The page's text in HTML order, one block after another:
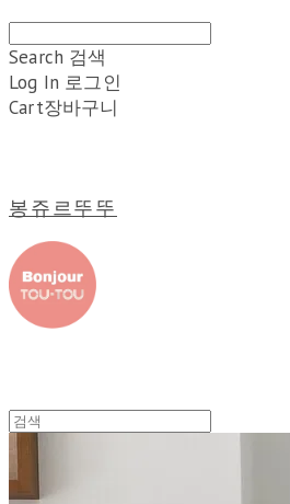
Search 검색
Log In 로그인
Cart장바구니
봉쥬르뚜뚜